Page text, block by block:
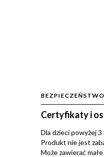
BEZPIECZEŃSTWO
Certyfikaty i
Dla dzieci powyżej 3
Produkt nie jest
Może zawierać